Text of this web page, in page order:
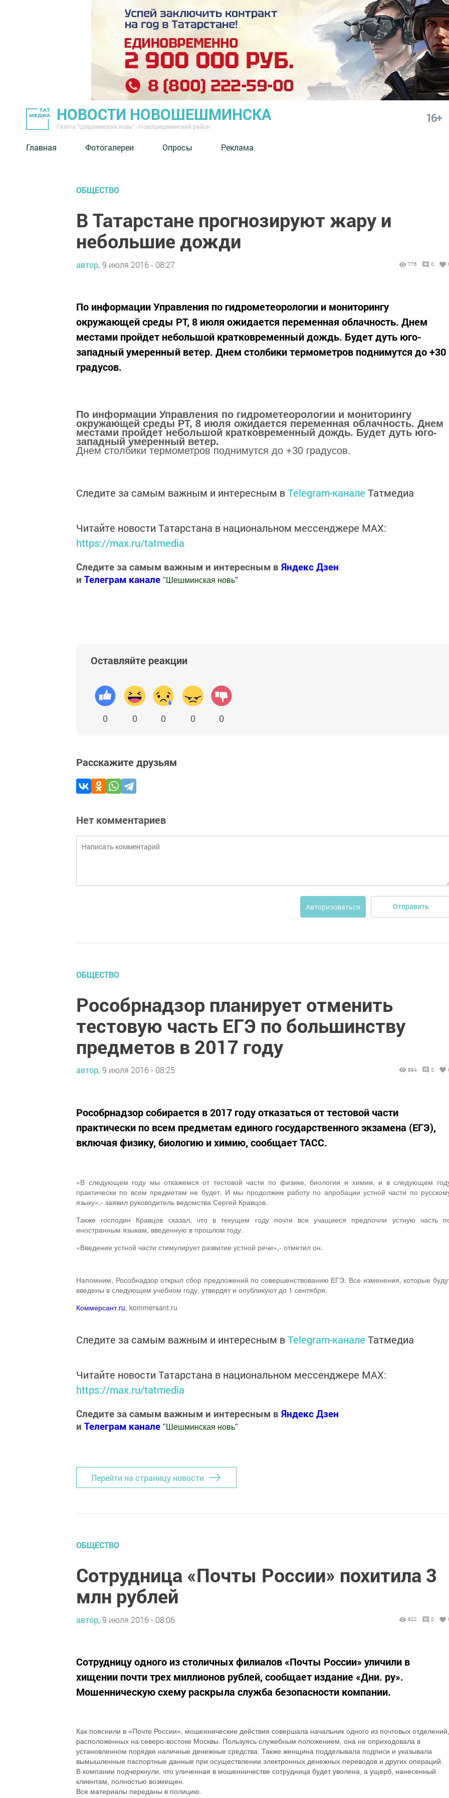
НОВОСТИ НОВОШЕШМИНСКА
Газета "Шешминская новь" - Новошешминский район
16+
Главная Фотогалереи Опросы Реклама
ОБЩЕСТВО
В Татарстане прогнозируют жару и
небольшие дожди
автор, 9 июля 2016 - 08:27 776 0
По информации Управления по гидрометеорологии и мониторингу
окружающей среды РТ, 8 июля ожидается переменная облачность. Днем
местами пройдет небольшой кратковременный дождь. Будет дуть юго-
западный умеренный ветер. Днем столбики термометров поднимутся до +30
градусов.
По информации Управления по гидрометеорологии и мониторингу
окружающей среды РТ, 8 июля ожидается переменная облачность. Днем
местами пройдет небольшой кратковременный дождь. Будет дуть юго-
западный умеренный ветер.
Днем столбики термометров поднимутся до +30 градусов.
Следите за самым важным и интересным вTelegram-канале Татмедиа
Читайте новости Татарстана в национальном мессенджере MАХ:
https://max.ru/tatmedia
Следите за самым важным и интересным в Яндекс Дзен
и Телеграм канале " Шешминская новь"
Оставляйте реакции
0 0 0 0 0
Расскажите друзьям
Нет комментариев
Авторизоваться Отправить
ОБЩЕСТВО
Рособрнадзор планирует отменить
тестовую часть ЕГЭ по большинству
предметов в 2017 году
автор, 9 июля 2016 - 08:25 884 0
Рособрнадзор собирается в 2017 году отказаться от тестовой части
практически по всем предметам единого государственного экзамена (ЕГЭ),
включая физику, биологию и химию, сообщает ТАСС.
«В следующем году мы откажемся от тестовой части по физике, биологии и химии, и в следующем
практически по всем предметам не будет. И мы продолжим работу по апробации устной части по
языку»,- заявил руководитель ведомства Сергей Кравцов.
Также господин Кравцов сказал, что в текущем году почти все учащиеся предпочли устную часть
иностранным языкам, введенную в прошлом году.
«Введение устной части стимулирует развитие устной речи»,- отметил он.
Напомним, Рособнадзор открыл сбор предложений по совершенствованию ЕГЭ. Все изменения, которые
введены в следующем учебном году, утвердят и опубликуют до 1 сентября.
Коммерсант.ru, kommersant.ru
Следите за самым важным и интересным вTelegram-канале Татмедиа
Читайте новости Татарстана в национальном мессенджере MАХ:
https://max.ru/tatmedia
Следите за самым важным и интересным в Яндекс Дзен
и Телеграм канале " Шешминская новь"
Перейти на страницу новости
ОБЩЕСТВО
Сотрудница «Почты России» похитила 3
млн рублей
автор, 9 июля 2016 - 08:06 822 0
Сотрудницу одного из столичных филиалов «Почты России» уличили в
хищении почти трех миллионов рублей, сообщает издание «Дни. ру».
Мошенническую схему раскрыла служба безопасности компании.
Как пояснили в «Почте России», мошеннические действия совершала начальник одного из почтовых отделений,
расположенных на северо-востоке Москвы. Пользуясь служебным положением, она не оприходовала в
установленном порядке наличные денежные средства. Также женщина подделывала подписи и указывала
вымышленные паспортные данные при осуществлении электронных денежных переводов и других операций.
В компании подчеркнули, что уличенная в мошенничестве сотрудница будет уволена, а ущерб, нанесенный
клиентам, полностью возмещен.
Все материалы переданы в полицию.